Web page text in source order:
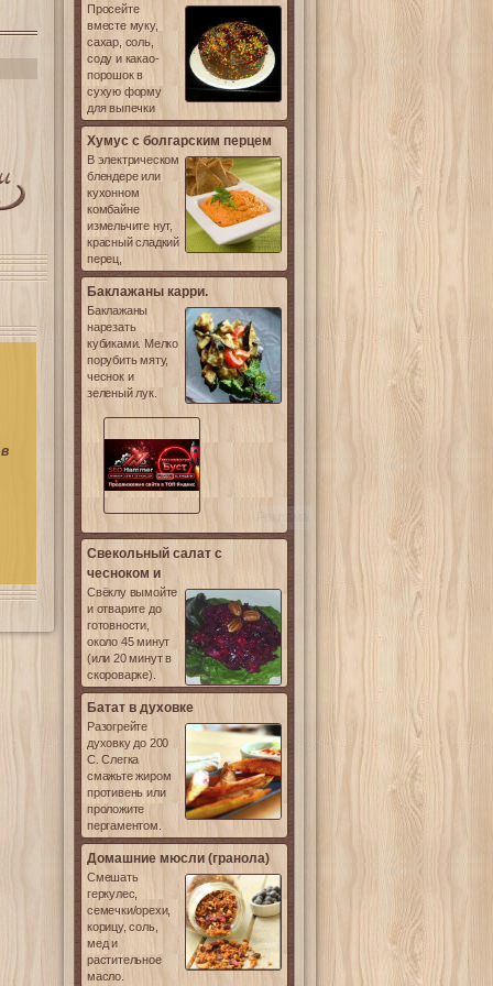
Просейте
вместе муку,
сахар, соль,
соду и какао-
порошок в
сухую форму
для выпечки
Хумус с болгарским перцем
В электрическом
блендере или
кухонном
комбайне
измельчите нут,
красный сладкий
перец,
Баклажаны карри.
Баклажаны
нарезать
кубиками. Мелко
порубить мяту,
чеснок и
зеленый лук.
Реклама
Свекольный салат с
чесноком и
Свёклу вымойте
и отварите до
готовности,
около 45 минут
(или 20 минут в
скороварке).
Батат в духовке
Разогрейте
духовку до 200
С. Слегка
смажьте жиром
противень или
проложите
пергаментом.
Домашние мюсли (гранола)
Смешать
геркулес,
семечки/орехи,
корицу, соль,
мед и
растительное
масло.